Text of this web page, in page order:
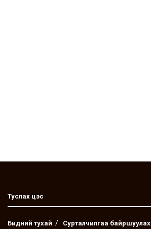
Туслах цэс
Бидний тухай Сурталчилгаа байршуулах